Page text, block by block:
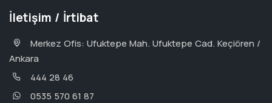
İletişim / İrtibat
Merkez Ofis: Ufuktepe Mah. Ufuktepe Cad. Keçiören /
Ankara
444 28 46
0535 570 61 87